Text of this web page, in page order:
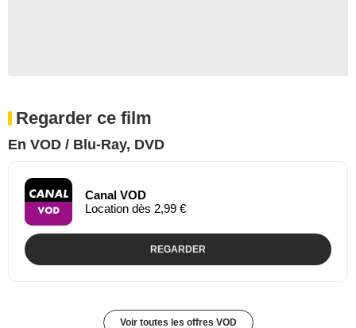
Regarder ce film
En VOD / Blu-Ray, DVD
Canal VOD
Location dès 2,99 €
REGARDER
Voir toutes les offres VOD